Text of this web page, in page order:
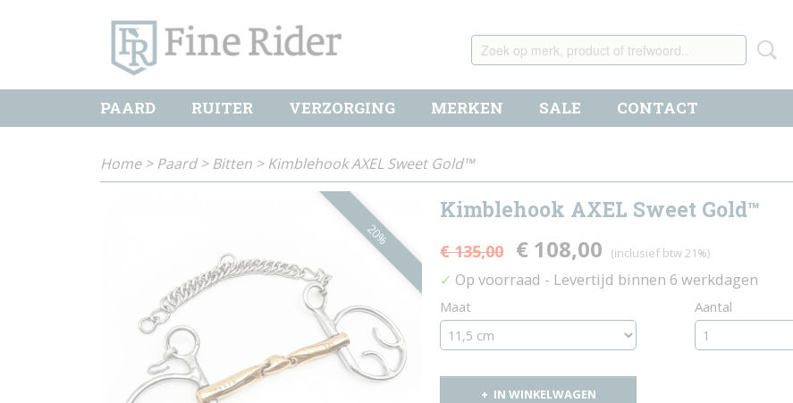
PAARD RUITER VERZORGING MERKEN SALE CONTACT
Home>Paard>Bitten >Kimblehook AXEL Sweet Gold™
20%
Kimblehook AXEL Sweet Gold™
€ 135,00 € 108,00 (inclusief btw 21%)
✓ Op voorraad - Levertijd binnen 6 werkdagen
Maat Aantal
IN WINKELWAGEN